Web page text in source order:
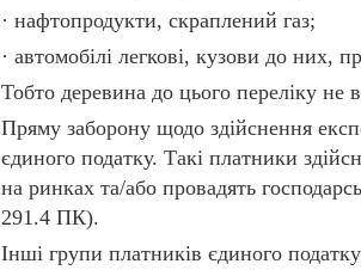
· нафтопродукти, скраплений газ;
· автомобілі легкові, кузови до них,
Тобто деревина до цього переліку не
Пряму заборону щодо здійснення
єдиного податку. Такі платники
на ринках та/або провадять
291.4 ПК).
Інші групи платників єдиного